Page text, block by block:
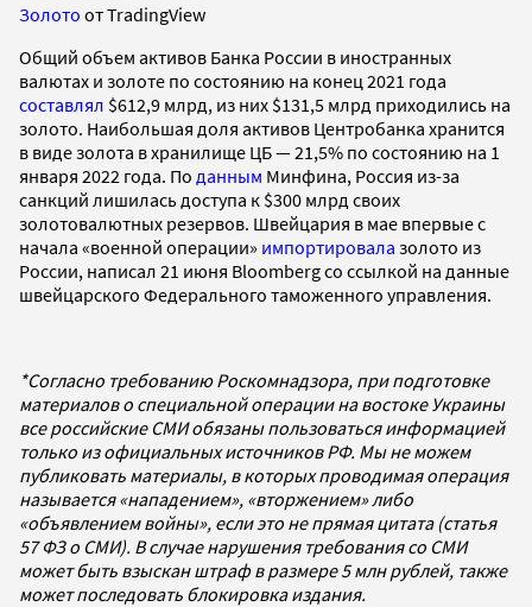
Золото от TradingView
Общий объем активов Банка России в иностранных
валютах и золоте по состоянию на конец 2021 года
составлял $612,9 млрд, из них $131,5 млрд приходились на
золото. Наибольшая доля активов Центробанка хранится
в виде золота в хранилище ЦБ — 21,5% по состоянию на 1
января 2022 года. По данным Минфина, Россия из-за
санкций лишилась доступа к $300 млрд своих
золотовалютных резервов. Швейцария в мае впервые с
начала «военной операции» импортировала золото из
России, написал 21 июня Bloomberg со ссылкой на данные
швейцарского Федерального таможенного управления.
*Согласно требованию Роскомнадзора, при подготовке
материалов о специальной операции на востоке Украины
все российские СМИ обязаны пользоваться информацией
только из официальных источников РФ. Мы не можем
публиковать материалы, в которых проводимая операция
называется «нападением», «вторжением» либо
«объявлением войны», если это не прямая цитата (статья
57 ФЗ о СМИ). В случае нарушения требования со СМИ
может быть взыскан штраф в размере 5 млн рублей, также
может последовать блокировка издания.